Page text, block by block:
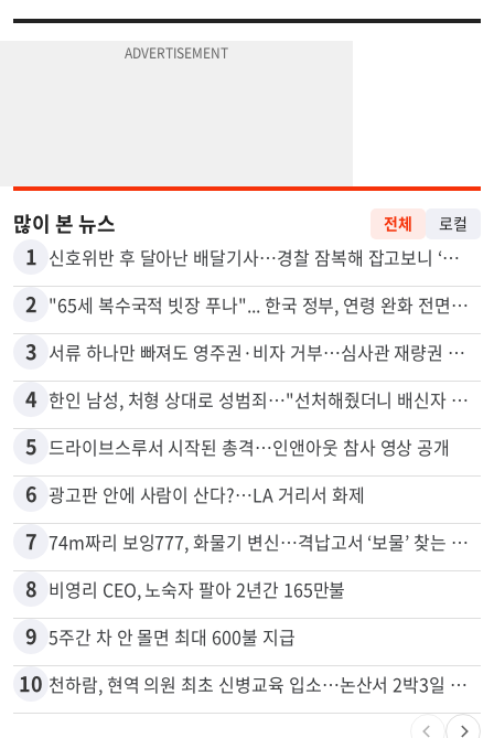
많이 본 뉴스 전체 로컬
1 신호위반 후 달아난 배달기사…경찰 잠복해 잡고보니 ‘반전’
2 "65세 복수국적 빗장 푸나"... 한국 정부, 연령 완화 전면 추진
3 서류 하나만 빠져도 영주권·비자 거부…심사관 재량권 대폭 확대
4 한인 남성, 처형 상대로 성범죄…"선처해줬더니 배신자 취급"
5 드라이브스루서 시작된 총격…인앤아웃 참사 영상 공개
6 광고판 안에 사람이 산다?…LA 거리서 화제
7 74m짜리 보잉777, 화물기 변신…격납고서 ‘보물’ 찾는 인천공항
8 비영리 CEO, 노숙자 팔아 2년간 165만불
9 5주간 차 안 몰면 최대 600불 지급
10 천하람, 현역 의원 최초 신병교육 입소…논산서 2박3일 생활